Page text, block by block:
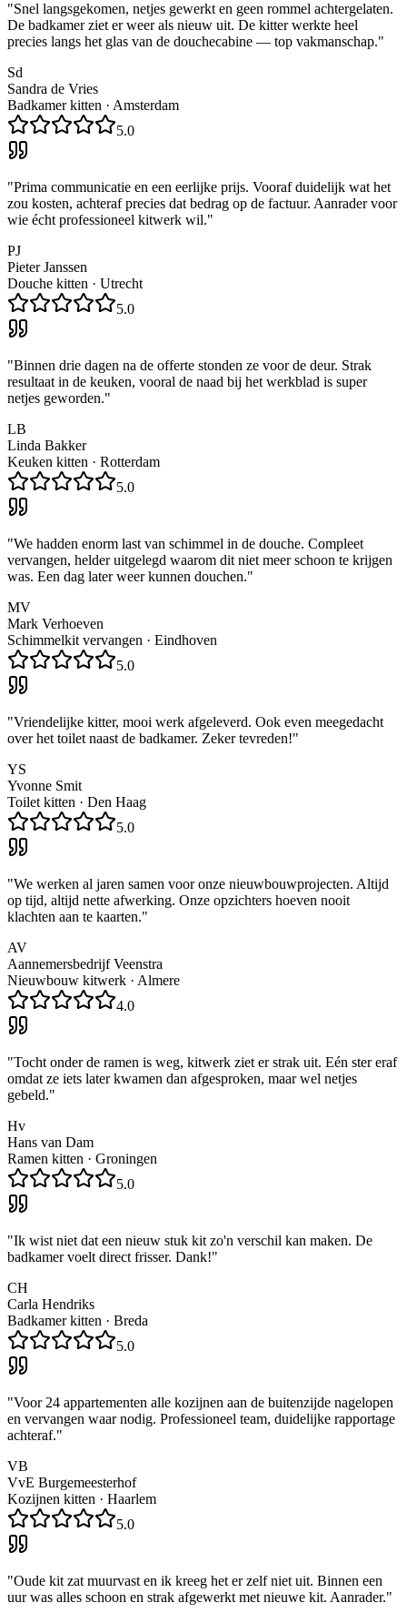
"Snel langsgekomen, netjes gewerkt en geen rommel achtergelaten.
De badkamer ziet er weer als nieuw uit. De kitter werkte heel
precies langs het glas van de douchecabine — top vakmanschap."
Sd
Sandra de Vries
Badkamer kitten · Amsterdam
5.0
"Prima communicatie en een eerlijke prijs. Vooraf duidelijk wat het
zou kosten, achteraf precies dat bedrag op de factuur. Aanrader voor
wie écht professioneel kitwerk wil."
PJ
Pieter Janssen
Douche kitten · Utrecht
5.0
"Binnen drie dagen na de offerte stonden ze voor de deur. Strak
resultaat in de keuken, vooral de naad bij het werkblad is super
netjes geworden."
LB
Linda Bakker
Keuken kitten · Rotterdam
5.0
"We hadden enorm last van schimmel in de douche. Compleet
vervangen, helder uitgelegd waarom dit niet meer schoon te krijgen
was. Een dag later weer kunnen douchen."
MV
Mark Verhoeven
Schimmelkit vervangen · Eindhoven
5.0
"Vriendelijke kitter, mooi werk afgeleverd. Ook even meegedacht
over het toilet naast de badkamer. Zeker tevreden!"
YS
Yvonne Smit
Toilet kitten · Den Haag
5.0
"We werken al jaren samen voor onze nieuwbouwprojecten. Altijd
op tijd, altijd nette afwerking. Onze opzichters hoeven nooit
klachten aan te kaarten."
AV
Aannemersbedrijf Veenstra
Nieuwbouw kitwerk · Almere
4.0
"Tocht onder de ramen is weg, kitwerk ziet er strak uit. Eén ster eraf
omdat ze iets later kwamen dan afgesproken, maar wel netjes
gebeld."
Hv
Hans van Dam
Ramen kitten · Groningen
5.0
"Ik wist niet dat een nieuw stuk kit zo'n verschil kan maken. De
badkamer voelt direct frisser. Dank!"
CH
Carla Hendriks
Badkamer kitten · Breda
5.0
"Voor 24 appartementen alle kozijnen aan de buitenzijde nagelopen
en vervangen waar nodig. Professioneel team, duidelijke rapportage
achteraf."
VB
VvE Burgemeesterhof
Kozijnen kitten · Haarlem
5.0
"Oude kit zat muurvast en ik kreeg het er zelf niet uit. Binnen een
uur was alles schoon en strak afgewerkt met nieuwe kit. Aanrader."